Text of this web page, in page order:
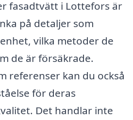
fasadtvätt i Lottefors är
på detaljer som
vilka metoder de
de är försäkrade.
referenser kan du också
för deras
Det handlar inte